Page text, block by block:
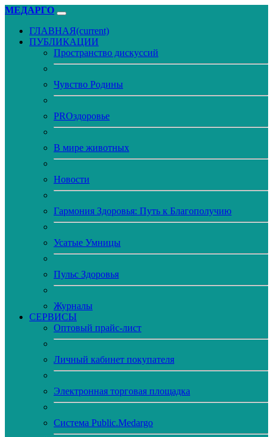
МЕДАРГО
ГЛАВНАЯ(current)
ПУБЛИКАЦИИ
Пространство дискуссий
Чувство Родины
PROздоровье
В мире животных
Новости
Гармония Здоровья: Путь к Благополучию
Усатые Умницы
Пульс Здоровья
Журналы
CЕРВИСЫ
Оптовый прайс-лист
Личный кабинет покупателя
Электронная торговая площадка
Система Public.Medargo